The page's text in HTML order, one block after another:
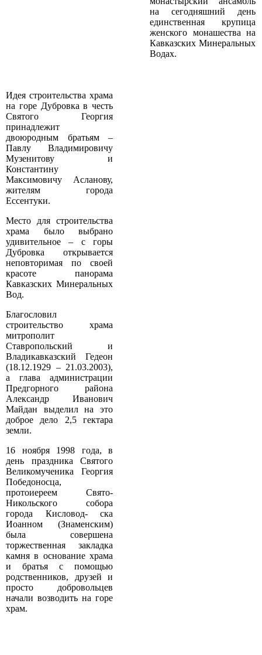
на сегодняшний день
единственная крупица
женского монашества на
Кавказских Минеральных
Водах.
Идея строительства храма
на горе Дубровка в честь
Святого Георгия
принадлежит
двоюродным братьям –
Павлу Владимировичу
Музенитову и
Константину
Максимовичу Асланову,
жителям города
Ессентуки.
Место для строительства
храма было выбрано
удивительное – с горы
Дубровка открывается
неповторимая по своей
красоте панорама
Кавказских Минеральных
Вод.
Благословил
строительство храма
митрополит
Ставропольский и
Владикавказский Гедеон
(18.12.1929 – 21.03.2003),
а глава администрации
Предгорного района
Александр Иванович
Майдан выделил на это
доброе дело 2,5 гектара
земли.
16 ноября 1998 года, в
день праздника Святого
Великомученика Георгия
Победоносца,
протоиереем Свято-
Никольского собора
города Кисловод- ска
Иоанном (Знаменским)
была совершена
торжественная закладка
камня в основание храма
и братья с помощью
родственников, друзей и
просто добровольцев
начали возводить на горе
храм.